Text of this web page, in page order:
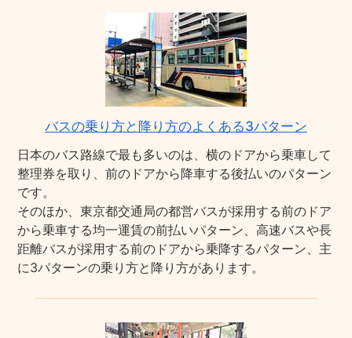
バスの乗り方と降り方のよくある3パターン
日本のバス路線で最も多いのは、横のドアから乗車して
整理券を取り、前のドアから降車する後払いのパターン
です。
そのほか、東京都交通局の都営バスが採用する前のドア
から乗車する均一運賃の前払いパターン、高速バスや長
距離バスが採用する前のドアから乗降するパターン、主
に3パターンの乗り方と降り方があります。